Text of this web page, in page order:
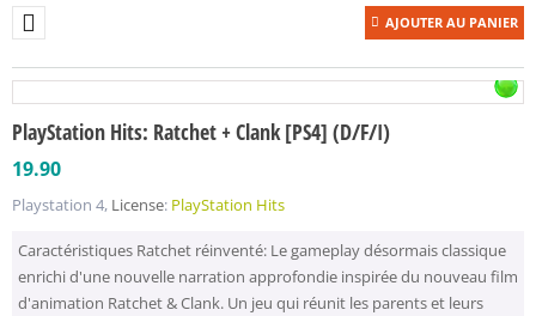
AJOUTER AU PANIER
PlayStation Hits: Ratchet + Clank [PS4] (D/F/I)
19.90
Playstation 4, License: PlayStation Hits
Caractéristiques Ratchet réinventé: Le gameplay désormais classique
enrichi d'une nouvelle narration approfondie inspirée du nouveau film
d'animation Ratchet & Clank. Un jeu qui réunit les parents et leurs